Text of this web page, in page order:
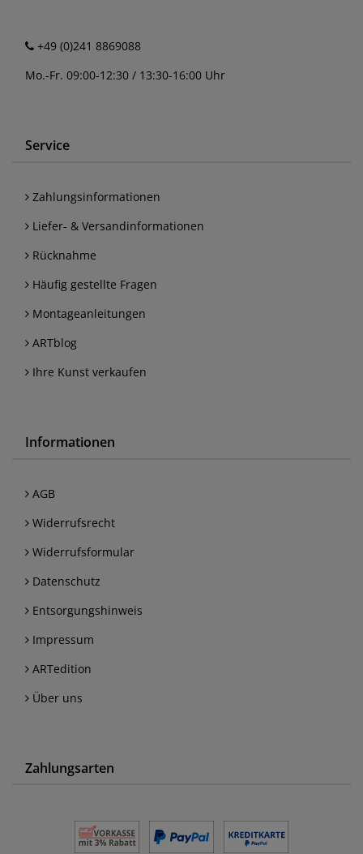
+49 (0)241 8869088
Mo.-Fr. 09:00-12:30 / 13:30-16:00 Uhr
Service
Zahlungsinformationen
Liefer- & Versandinformationen
Rücknahme
Häufig gestellte Fragen
Montageanleitungen
ARTblog
Ihre Kunst verkaufen
Informationen
AGB
Widerrufsrecht
Widerrufsformular
Datenschutz
Entsorgungshinweis
Impressum
ARTedition
Über uns
Zahlungsarten